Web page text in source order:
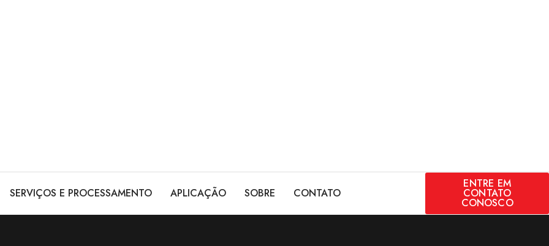
SERVIÇOS E PROCESSAMENTO APLICAÇÃO SOBRE CONTATO
ENTRE EM
CONTATO
CONOSCO